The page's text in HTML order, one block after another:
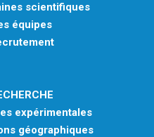
scientifiques
équipes
expérimentales
géographiques